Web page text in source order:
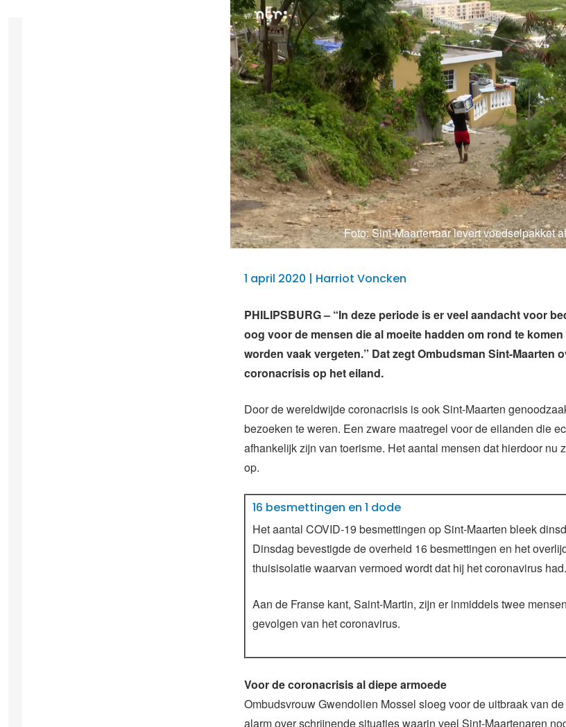
Foto: Sint-Maartenaar levert voedselpakket
1 april 2020 | Harriot Voncken
PHILIPSBURG – “In deze periode is er veel aandacht voor
oog voor de mensen die al moeite hadden om rond te
worden vaak vergeten.” Dat zegt Ombudsman Sint-Maarten
coronacrisis op het eiland.
Door de wereldwijde coronacrisis is ook Sint-Maarten
bezoeken te weren. Een zware maatregel voor de eilanden die
afhankelijk zijn van toerisme. Het aantal mensen dat hierdoor nu
op.
16 besmettingen en 1 dode
Het aantal COVID-19 besmettingen op Sint-Maarten bleek
Dinsdag bevestigde de overheid 16 besmettingen en het
thuisisolatie waarvan vermoed wordt dat hij het coronavirus had.
Aan de Franse kant, Saint-Martin, zijn er inmiddels twee
gevolgen van het coronavirus.
Voor de coronacrisis al diepe armoede
Ombudsvrouw Gwendolien Mossel sloeg voor de uitbraak van
alarm over schrijnende situaties waarin veel Sint-Maartenaren